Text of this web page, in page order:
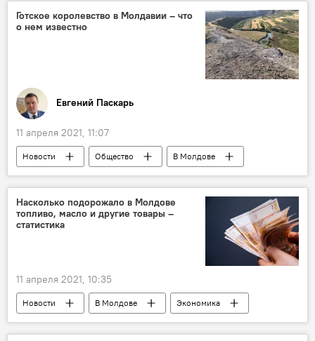
Готское королевство в Молдавии – что
о нем известно
Евгений Паскарь
11 апреля 2021, 11:07
Новости Общество В Молдове
Насколько подорожало в Молдове
топливо, масло и другие товары –
статистика
11 апреля 2021, 10:35
Новости В Молдове Экономика